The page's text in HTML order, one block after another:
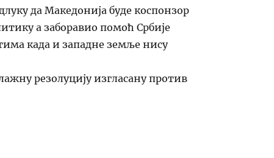
да Македонија буде коспонзор
а заборавио помоћ Србије
када и западне земље нису
резолуцију изгласану против